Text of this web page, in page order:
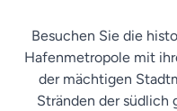
Besuchen Sie die
Hafenmetropole mit
der mächtigen
Stränden der südlich